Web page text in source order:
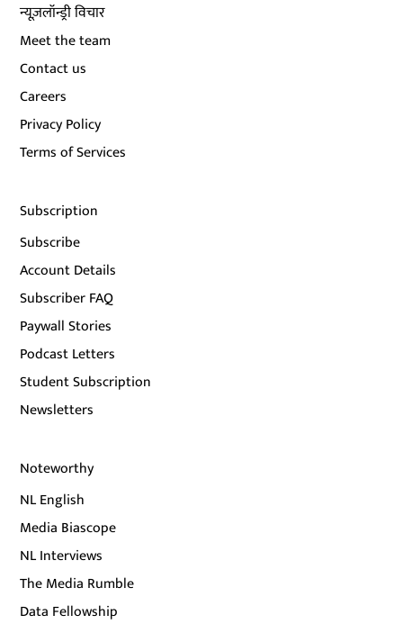
न्यूज़लॉन्ड्री विचार
Meet the team
Contact us
Careers
Privacy Policy
Terms of Services
Subscription
Subscribe
Account Details
Subscriber FAQ
Paywall Stories
Podcast Letters
Student Subscription
Newsletters
Noteworthy
NL English
Media Biascope
NL Interviews
The Media Rumble
Data Fellowship